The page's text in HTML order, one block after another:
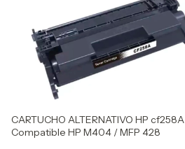
CARTUCHO ALTERNATIVO HP cf258A
Compatible HP M404 / MFP 428